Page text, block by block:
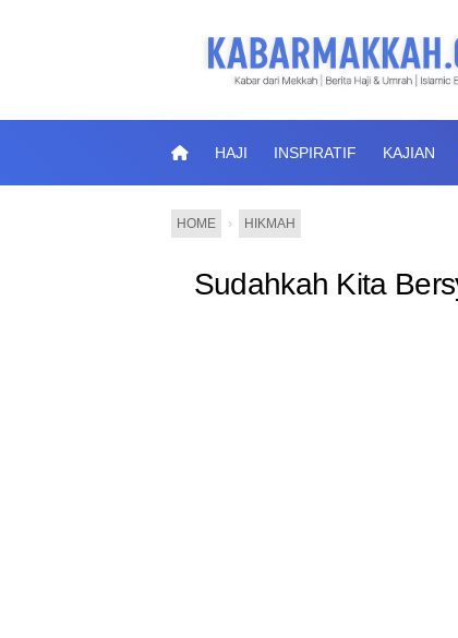
HAJI INSPIRATIF KAJIAN
HOME › HIKMAH
Sudahkah Kita